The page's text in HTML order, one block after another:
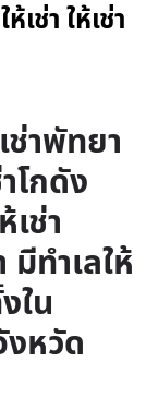
เช่า ให้เช่า
ช่าพัทยา
โกดัง
ช่า
มีทำเลให้
ใน
หวัด